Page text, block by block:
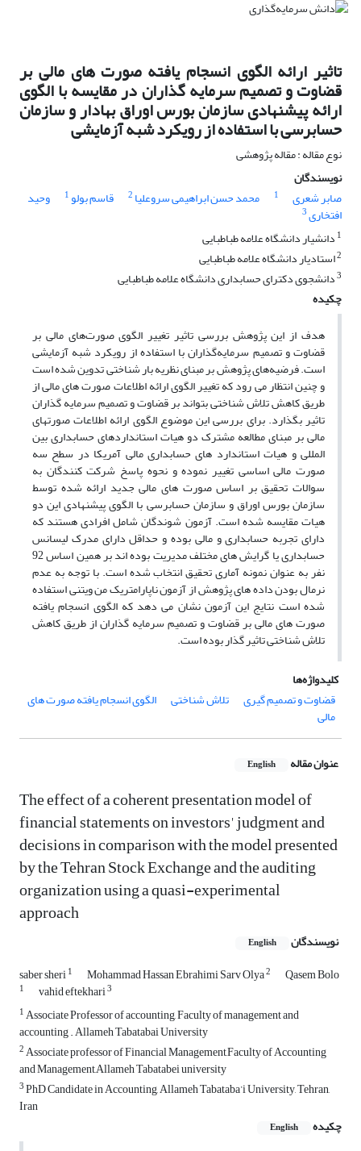
تاثیر ارائه الگوی انسجام یافته صورت های مالی بر
قضاوت و تصمیم سرمایه گذاران در مقایسه با الگوی
ارائه پیشنهادی سازمان بورس اوراق بهادار و سازمان
حسابرسی با استفاده از رویکرد شبه آزمایشی
نوع مقاله : مقاله پژوهشی
نویسندگان
صابر شعری
1 محمد حسن ابراهیمی سروعلیا 2 قاسم بولو1 وحید
افتخاری3
1 دانشیار دانشگاه علامه طباطبایی
2استادیار دانشگاه علامه طباطبایی
3دانشجوی دکترای حسابداری دانشگاه علامه طباطبایی
چکیده
هدف از این پژوهش بررسی تاثیر تغییر الگوی صورت‌های مالی بر
قضاوت و تصمیم سرمایه‌گذاران با استفاده از رویکرد شبه آزمایشی
است. فرضیه‌های پژوهش بر مبنای نظریه بار شناختی تدوین شده است
و چنین انتظار می رود که تغییر الگوی ارائه اطلاعات صورت های مالی از
طریق کاهش تلاش شناختی بتواند بر قضاوت و تصمیم سرمایه گذاران
تاثیر بگذارد. برای بررسی این موضوع الگوی ارائه اطلاعات صورتهای
مالی بر مبنای مطالعه مشترک دو هیات استانداردهای حسابداری بین
المللی و هیات استاندارد های حسابداری مالی آمریکا در سطح سه
صورت مالی اساسی تغییر نموده و نحوه پاسخ شرکت کنندگان به
سوالات تحقیق بر اساس صورت های مالی جدید ارائه شده توسط
سازمان بورس اوراق و سازمان حسابرسی با الگوی پیشنهادی این دو
هیات مقایسه شده است. آزمون شوندگان شامل افرادی هستند که
دارای تجربه حسابداری و مالی بوده و حداقل دارای مدرک لیسانس
حسابداری یا گرایش های مختلف مدیریت بوده اند بر همین اساس 92
نفر به عنوان نمونه آماری تحقیق انتخاب شده است. با توجه به عدم
نرمال بودن داده های پژوهش از آزمون ناپارامتریک من ویتنی استفاده
شده است نتایج این آزمون نشان می دهد که الگوی انسجام یافته
صورت های مالی بر قضاوت و تصمیم سرمایه گذاران از طریق کاهش
تلاش شناختی تاثیر گذار بوده است.
کلیدواژه‌ها
قضاوت و تصمیم گیری
تلاش شناختی الگوی انسجام یافته صورت های
مالی
عنوان مقاله English
The effect of a coherent presentation model of
financial statements on investors' judgment and
decisions in comparison with the model presented
by the Tehran Stock Exchange and the auditing
organization using a quasi-experimental
approach
نویسندگان English
saber sheri1 Mohammad Hassan Ebrahimi Sarv Olya2 Qasem Bolo
1 vahid eftekhari3
1Associate Professor of accounting, Faculty of management and
accounting . Allameh Tabatabai University
2Associate professor of Financial Management,Faculty of Accounting
and Management,Allameh Tabatabei university
3PhD Candidate in Accounting, Allameh Tabataba’i University, Tehran,
Iran
چکیده
English